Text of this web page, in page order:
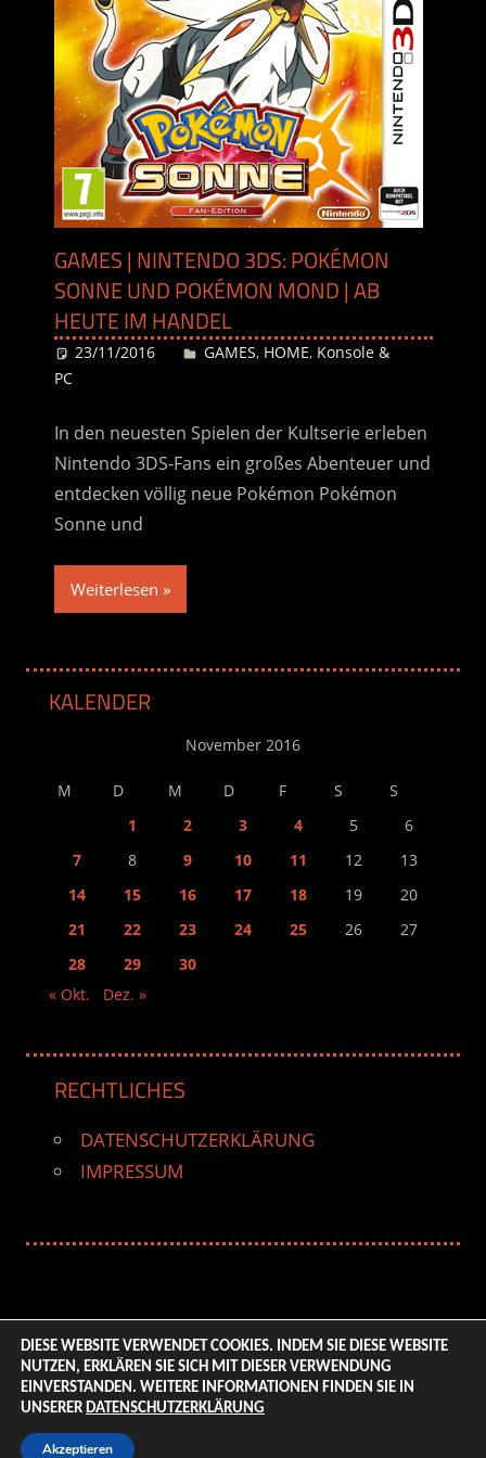
GAMES | NINTENDO 3DS: POKÉMON
SONNE UND POKÉMON MOND | AB
HEUTE IM HANDEL
23/11/2016 Desiree
GAMES, HOME, Konsole &
PC
In den neuesten Spielen der Kultserie erleben
Nintendo 3DS-Fans ein großes Abenteuer und
entdecken völlig neue Pokémon Pokémon
Sonne und
Weiterlesen
KALENDER
November 2016
M D M D F S
S
1
2 3 4 5
6
7
8 9 10 11 12
13
14
15 16 17 18 19
20
21
22 23 24 25 26
27
28
29
30
« Okt.
Dez. »
RECHTLICHES
DATENSCHUTZERKLÄRUNG
IMPRESSUM
© 2026 ENTERTAINMENT BASE – Life & Style Magazine.
All Rights Reserved. | Based on
DIESE WEBSITE VERWENDET COOKIES. INDEM SIE DIESE WEBSITE
NUTZEN, ERKLÄREN SIE SICH MIT DIESER VERWENDUNG
EINVERSTANDEN. WEITERE INFORMATIONEN FINDEN SIE IN
UNSERER DATENSCHUTZERKLÄRUNG
Akzeptieren